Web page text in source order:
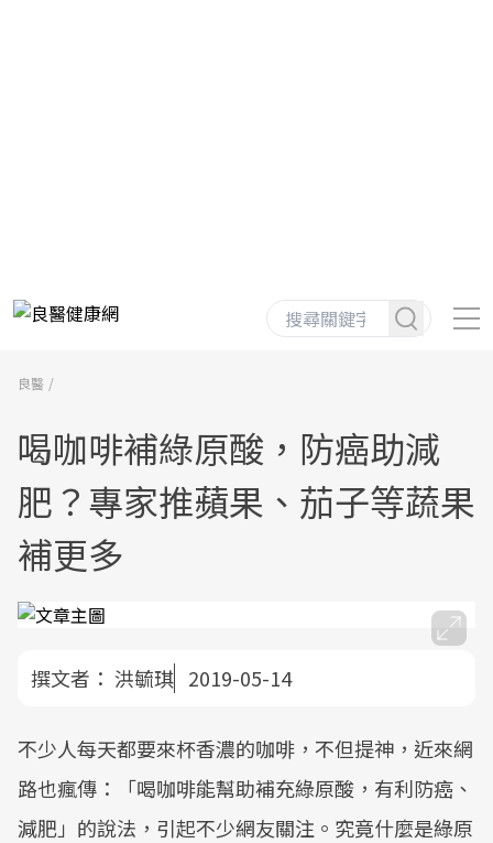
良醫
喝咖啡補綠原酸，防癌助減
肥？專家推蘋果、茄子等蔬果
補更多
撰文者： 洪毓琪 2019-05-14
不少人每天都要來杯香濃的咖啡，不但提神，近來網
路也瘋傳：「喝咖啡能幫助補充綠原酸，有利防癌、
減肥」的說法，引起不少網友關注。究竟什麼是綠原